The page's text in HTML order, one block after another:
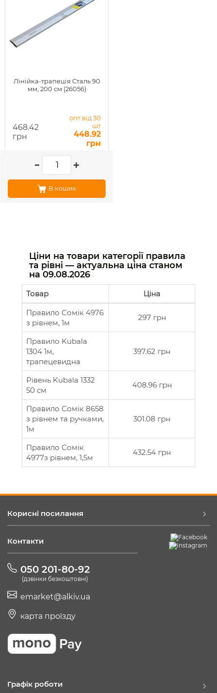
Лінійка-трапеція Сталь 90
мм, 200 см (26056)
468.42
грн
опт від 30
шт
448.92
грн
В кошик
Ціни на товари категорії правила
та рівні — актуальна ціна станом
на 09.08.2026
Товар Ціна
Правило Сомік 4976
з рівнем, 1м
297 грн
Правило Kubala
1304 1м,
трапецевидна
397.62 грн
Рівень Kubala 1332
50 см
408.96 грн
Правило Сомік 8658
з рівнем та ручками,
1м
301.08 грн
Правило Сомік
4977з рівнем, 1,5м
432.54 грн
Корисні посилання
Контакти
050 201-80-92
(дзвінки безкоштовні)
emarket@alkiv.ua
карта проїзду
Графік роботи